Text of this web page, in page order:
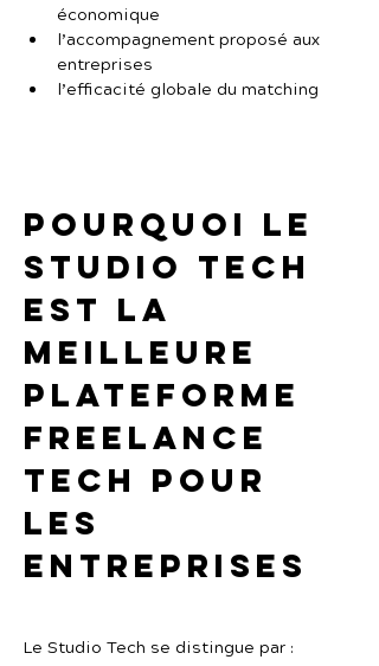
économique
l’accompagnement proposé aux
entreprises
l’efficacité globale du matching
Pourquoi Le
Studio Tech
est la
meilleure
plateforme
freelance
Tech pour
les
entreprises
Le Studio Tech se distingue par :